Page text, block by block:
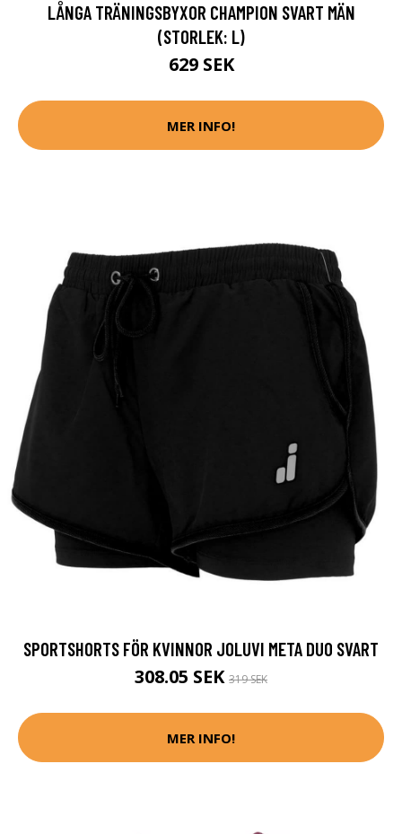
LÅNGA TRÄNINGSBYXOR CHAMPION SVART MÄN
(STORLEK: L)
629 SEK
MER INFO!
SPORTSHORTS FÖR KVINNOR JOLUVI META DUO SVART
308.05 SEK 319 SEK
MER INFO!